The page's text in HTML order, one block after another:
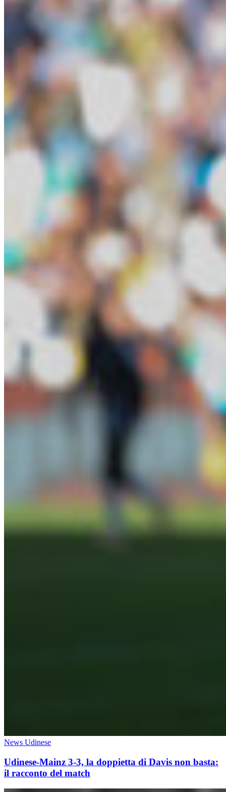
News Udinese
Udinese-Mainz 3-3, la doppietta di Davis non basta:
il racconto del match